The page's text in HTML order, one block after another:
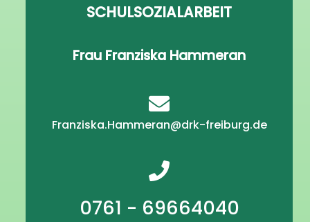
SCHULSOZIALARBEIT
Frau Franziska Hammeran
Franziska.Hammeran@drk-freiburg.de
0761 - 69664040